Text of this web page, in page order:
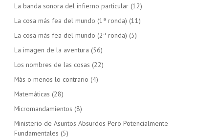
La banda sonora del infierno particular (12)
La cosa más fea del mundo (1ª ronda) (11)
La cosa más fea del mundo (2ª ronda) (5)
La imagen de la aventura (56)
Los nombres de las cosas (22)
Más o menos lo contrario (4)
Matemáticas (28)
Micromandamientos (8)
Ministerio de Asuntos Absurdos Pero Potencialmente
Fundamentales (5)